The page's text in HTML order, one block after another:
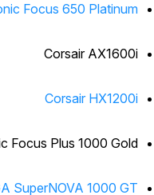
Focus 650
Corsair
Corsair
Focus Plus 1000
SuperNOVA 1000